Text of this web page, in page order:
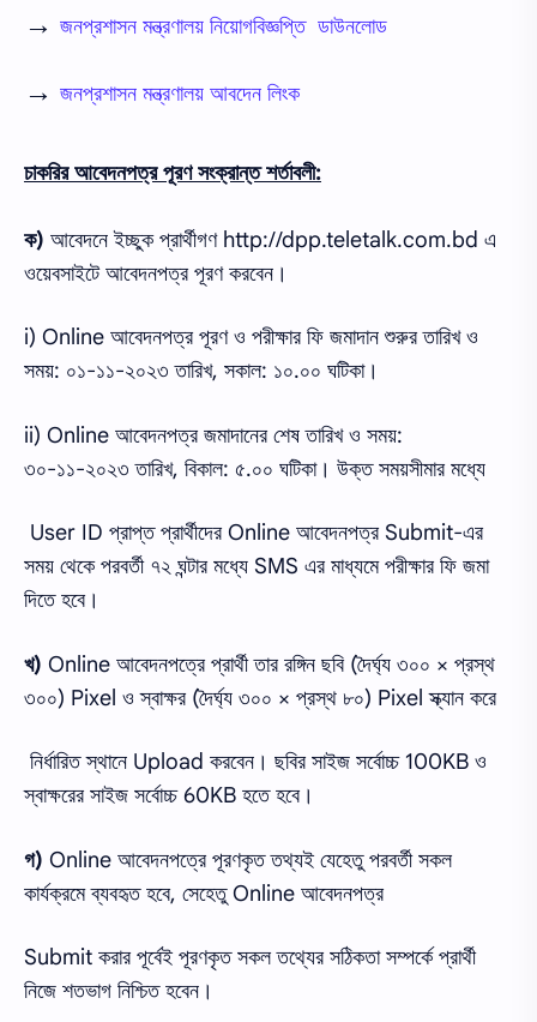
→ জনপ্রশাসন মন্ত্রণালয় নিয়োগবিজ্ঞপ্তি ডাউনলোড
→ জনপ্রশাসন মন্ত্রণালয় আবদেন লিংক
চাকরির আবেদনপত্র পূরণ সংক্রান্ত শর্তাবলী:
ক) আবেদনে ইচ্ছুক প্রার্থীগণ http://dpp.teletalk.com.bd এ
ওয়েবসাইটে আবেদনপত্র পূরণ করবেন।
i) Online আবেদনপত্র পূরণ ও পরীক্ষার ফি জমাদান শুরুর তারিখ ও
সময়: ০১-১১-২০২৩ তারিখ, সকাল: ১০.০০ ঘটিকা।
ii) Online আবেদনপত্র জমাদানের শেষ তারিখ ও সময়:
৩০-১১-২০২৩ তারিখ, বিকাল: ৫.০০ ঘটিকা। উক্ত সময়সীমার মধ্যে
User ID প্রাপ্ত প্রার্থীদের Online আবেদনপত্র Submit-এর
সময় থেকে পরবর্তী ৭২ ঘন্টার মধ্যে SMS এর মাধ্যমে পরীক্ষার ফি জমা
দিতে হবে।
খ) Online আবেদনপত্রে প্রার্থী তার রঙ্গিন ছবি (দৈর্ঘ্য ৩০০ × প্রস্থ
৩০০) Pixel ও স্বাক্ষর (দৈর্ঘ্য ৩০০ × প্রস্থ ৮০) Pixel স্ক্যান করে
নির্ধারিত স্থানে Upload করবেন। ছবির সাইজ সর্বোচ্চ 100KB ও
স্বাক্ষরের সাইজ সর্বোচ্চ 60KB হতে হবে।
গ) Online আবেদনপত্রে পূরণকৃত তথ্যই যেহেতু পরবর্তী সকল
কার্যক্রমে ব্যবহৃত হবে, সেহেতু Online আবেদনপত্র
Submit করার পূর্বেই পূরণকৃত সকল তথ্যের সঠিকতা সম্পর্কে প্রার্থী
নিজে শতভাগ নিশ্চিত হবেন।